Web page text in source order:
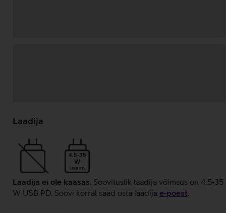
laadimine
Laadija
4.5-35
W
USB PD
Laadija ei ole kaasas. Soovituslik laadija võimsus on 4.5-35
W USB PD. Soovi korral saad osta laadija e‑poest.